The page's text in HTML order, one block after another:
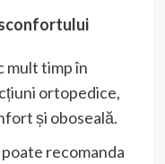
mult timp în
ortopedice,
și oboseală.
recomanda